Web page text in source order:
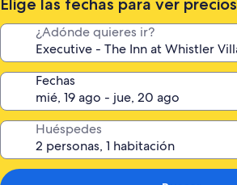
estrellas
Elige las fechas para ver precios
¿Adónde quieres ir?
Fechas
Huéspedes